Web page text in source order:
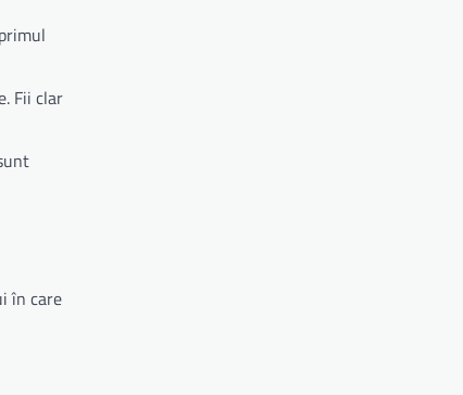
Fii clar
în care